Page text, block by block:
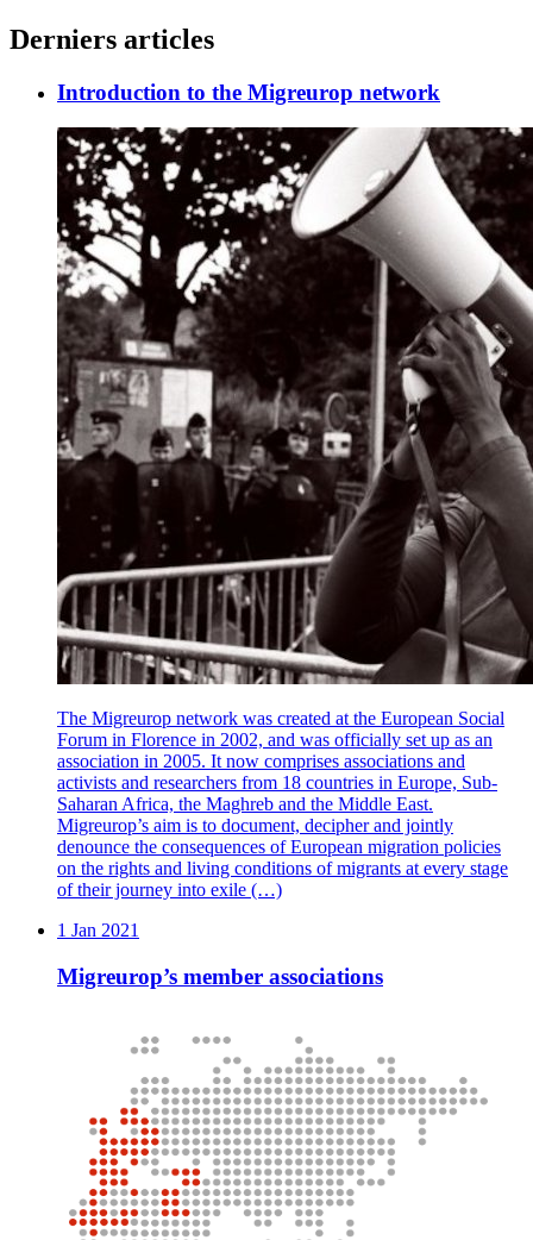
Derniers articles
Introduction to the Migreurop network
The Migreurop network was created at the European Social
Forum in Florence in 2002, and was officially set up as an
association in 2005. It now comprises associations and
activists and researchers from 18 countries in Europe, Sub-
Saharan Africa, the Maghreb and the Middle East.
Migreurop’s aim is to document, decipher and jointly
denounce the consequences of European migration policies
on the rights and living conditions of migrants at every stage
of their journey into exile (…)
1 Jan 2021
Migreurop’s member associations